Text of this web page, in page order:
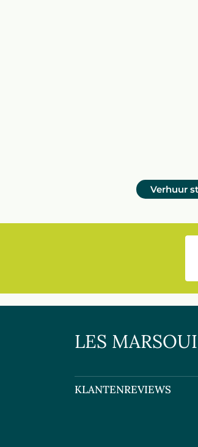
Verhuur
LES
KLANTENREVIEWS